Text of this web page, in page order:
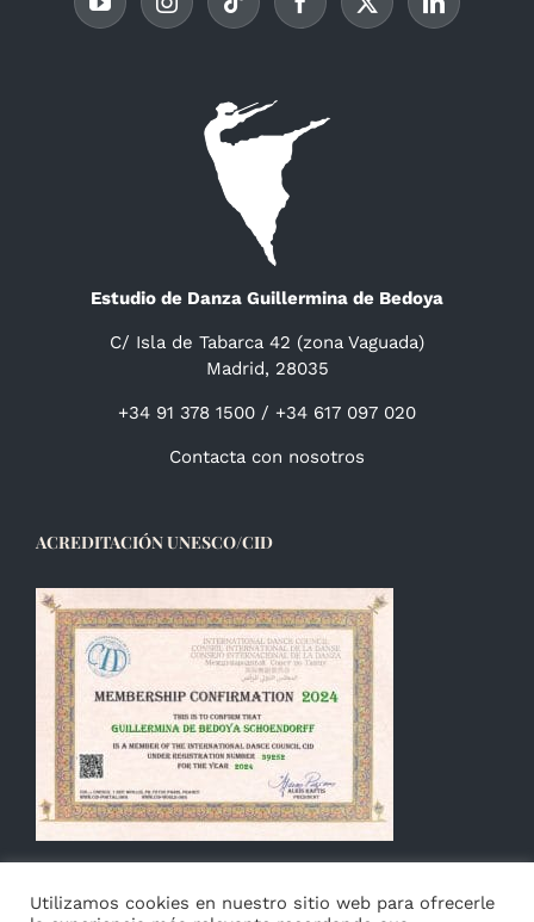
Estudio de Danza Guillermina de Bedoya
C/ Isla de Tabarca 42 (zona Vaguada)
Madrid, 28035
+34 91 378 1500 / +34 617 097 020
Contacta con nosotros
ACREDITACIÓN UNESCO/CID
Utilizamos cookies en nuestro sitio web para ofrecerle